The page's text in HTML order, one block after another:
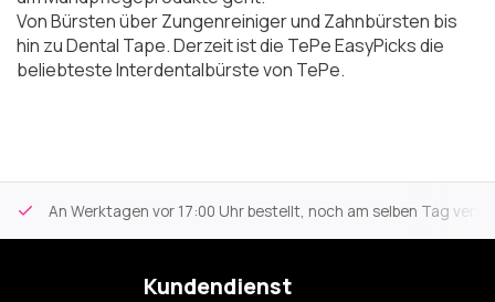
Von Bürsten über Zungenreiniger und Zahnbürsten bis
hin zu Dental Tape. Derzeit ist die TePe EasyPicks die
beliebteste Interdentalbürste von TePe.
An Werktagen vor 17:00 Uhr bestellt, noch am selben Tag
Kundendienst